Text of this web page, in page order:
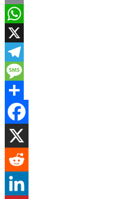
Email
WhatsApp
X
Telegram
Message
Share